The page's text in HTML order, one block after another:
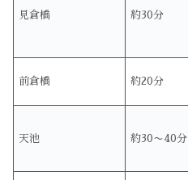
見倉橋 約30分
前倉橋 約20分
天池 約30〜40分